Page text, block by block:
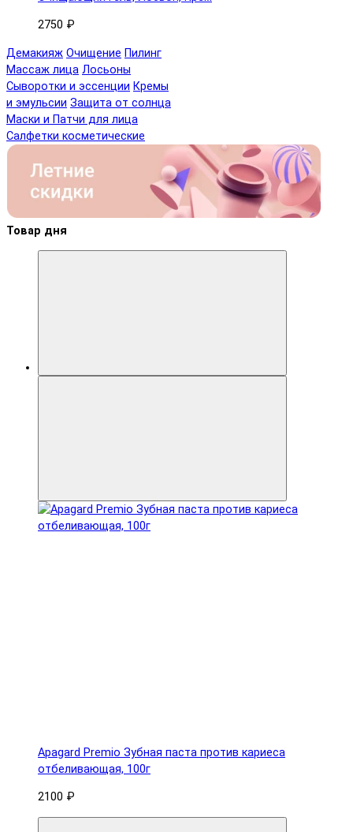
2750 ₽
Демакияж Очищение Пилинг
Массаж лица Лосьоны
Сыворотки и эссенции Кремы
и эмульсии Защита от солнца
Маски и Патчи для лица
Салфетки косметические
Товар дня
Apagard Premio Зубная паста против кариеса
отбеливающая, 100г
2100 ₽